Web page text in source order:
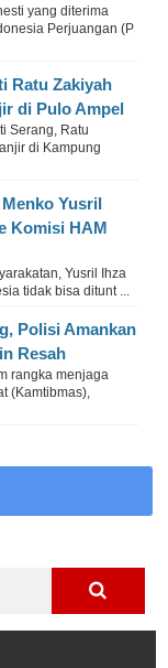
yang diterima
Perjuangan (P
Ratu Zakiyah
di Pulo Ampel
Serang, Ratu
di Kampung
Yusril
Komisi HAM
Yusril Ihza
tidak bisa ditunt ...
Polisi Amankan
Resah
rangka menjaga
(Kamtibmas),